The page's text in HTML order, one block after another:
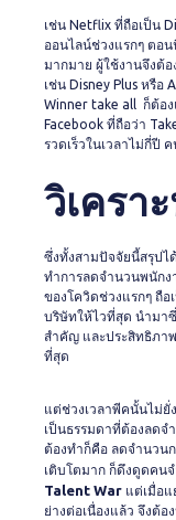
เช่น Netflix ที่ถือเป็น
ออนไลน์ช่วงแรกๆ ตอ
มากมาย ผู้ใช้งานจึงต้
เช่น Disney Plus หรือ
Winner take all ก็ต้อ
Facebook ที่ถือว่า
รวดเร็วในเวลาไม่กี่ปี
วิเครา
ซึ่งทั้งสามปัจจัยนี้สรุปไ
ทำการลดจำนวนพนักง
ของโควิดช่วงแรกๆ ถือ
บริษัทให้ไวที่สุด นำมา
สำคัญ และประสิทธิภา
ที่สุด
แต่ช่วงเวลาพีคนั้นไม่ยั่
เป็นธรรมดาที่ต้องลด
ต้องทำก็คือ ลดจำนวนก
เติบโตมาก ก็ดึงดูดคน
Talent War แต่เมื่อ
ย่างต่อเนื่องแล้ว จึงต้